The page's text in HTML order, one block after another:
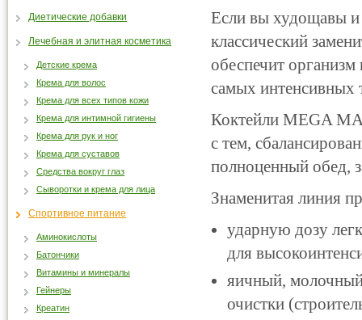
Если вы худощавы
классический
обеспечит
самых интенсивных
Коктейли MEGA
с тем,
полноценный обед,
Знаменитая линия
ударную дозу
для
яичный,
очистки
Диетические добавки
Лечебная и элитная косметика
Детские крема
Крема для волос
Крема для всех типов кожи
Крема для интимной гигиены
Крема для рук и ног
Крема для суставов
Средства вокруг глаз
Сыворотки и крема для лица
Спортивное питание
Аминокислоты
Батончики
Витамины и минералы
Гейнеры
Креатин